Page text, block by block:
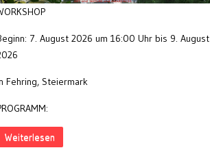
7. August 2026 um 16:00 Uhr bis 9. August
Fehring, Steiermark
Weiterlesen